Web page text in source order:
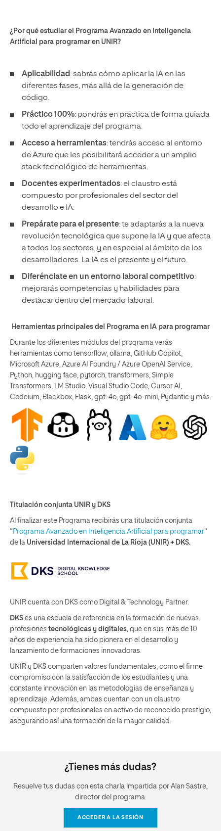
¿Por qué estudiar el Programa Avanzado en Inteligencia
Artificial para programar en UNIR?
Aplicabilidad: sabrás cómo aplicar la IA en las
diferentes fases, más allá de la generación de
código.
Práctico 100%: pondrás en práctica de forma guiada
todo el aprendizaje del programa.
Acceso a herramientas: tendrás acceso al entorno
de Azure que les posibilitará acceder a un amplio
stack tecnológico de herramientas.
Docentes experimentados: el claustro está
compuesto por profesionales del sector del
desarrollo e IA.
Prepárate para el presente: te adaptarás a la nueva
revolución tecnológica que supone la IA y que afecta
a todos los sectores, y en especial al ámbito de los
desarrolladores. La IA es el presente y el futuro.
Diferénciate en un entorno laboral competitivo:
mejorarás competencias y habilidades para
destacar dentro del mercado laboral.
Herramientas principales del Programa en IA para programar
Durante los diferentes módulos del programa verás
herramientas como tensorflow, ollama, GitHub Copilot,
Microsoft Azure, Azure AI Foundry / Azure OpenAI Service,
Python, hugging face, pytorch, transformers, Simple
Transformers, LM Studio, Visual Studio Code, Cursor AI,
Codeium, Blackbox, Flask, gpt-4o, gpt-4o-mini, Pydantic y más.
Titulación conjunta UNIR y DKS
Al finalizar este Programa recibirás una titulación conjunta
“ Programa Avanzado en Inteligencia Artificial para programar"
de la Universidad Internacional de La Rioja (UNIR) + DKS.
UNIR cuenta con DKS como Digital & Technology Partner.
DKS es una escuela de referencia en la formación de nuevas
profesiones tecnológicas y digitales, que en sus más de 10
años de experiencia ha sido pionera en el desarrollo y
lanzamiento de formaciones innovadoras.
UNIR y DKS comparten valores fundamentales, como el firme
compromiso con la satisfacción de los estudiantes y una
constante innovación en las metodologías de enseñanza y
aprendizaje. Además, ambas cuentan con un claustro
compuesto por profesionales en activo de reconocido prestigio,
asegurando así una formación de la mayor calidad.
¿Tienes más dudas?
Resuelve tus dudas con esta charla impartida por Alan Sastre,
director del programa.
ACCEDER A LA SESIÓN